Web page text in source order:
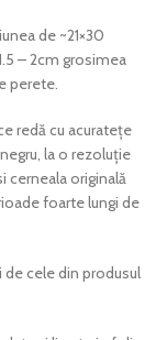
de ~21×30
– 2cm grosimea
perete.
redă cu acuratețe
la o rezoluție
originală
foarte lungi de
de cele din produsul